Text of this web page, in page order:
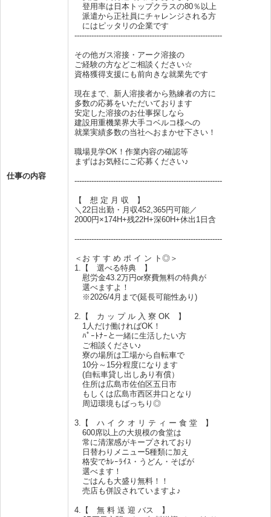
仕事の内容
登用率は日本トップクラスの80％以上
派遣から正社員にチャレンジされる方
にはピッタリの企業です
-------------------------------------------------------------
その他ガス溶接・アーク溶接の
ご経験の方などご相談ください☆
資格獲得支援にも前向きな就業先です
現在まで、新人溶接者から熟練者の方に
多数の応募をいただいております
安定した溶接のお仕事探しなら
建設用重機業界大手コベルコ様への
就業実績多数の当社へおまかせ下さい！
職場見学OK！作業内容の確認等
まずはお気軽にご応募ください♪
-------------------------------------------------------------
【 想 定 月 収 】
＼22日出勤・月収452,365円可能／
2000円×174H+残22H+深60H+休出1日含
-------------------------------------------------------------
＜お す す め ポ イ ン ト◎＞
1.【 選べる特典 】
慰労金43.2万円or寮費無料の特典が
選べますよ！
※2026/4月まで(延長可能性あり)
2.【 カ ッ プ ル 入 寮 OK 】
1人だけ働ければOK！
ﾊﾟｰﾄﾅｰと一緒に生活したい方
ご相談ください♪
寮の場所は工場から自転車で
10分～15分程度になります
(自転車貸し出しあり有償）
住所は広島市佐伯区五日市
もしくは広島市西区井口となり
周辺環境もばっちり◎
3.【 ハ イ ク オ リ テ ィ ー 食 堂 】
600席以上の大規模の食堂は
常に清潔感がキープされており
日替わりメニュー5種類に加え
格安でｶﾚｰﾗｲｽ・うどん・そばが
選べます！
ごはんも大盛り無料！！
売店も併設されていますよ♪
4.【 無 料 送 迎 バス 】